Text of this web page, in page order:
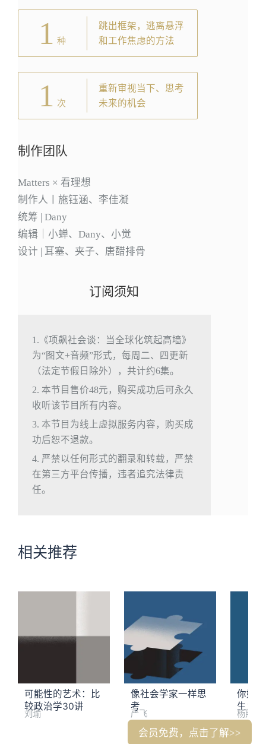
会员免费，点击了解>>
1 种
跳出框架，逃离悬浮
和工作焦虑的方法
1 次
重新审视当下、思考
未来的机会
制作团队
Matters × 看理想
制作人丨施钰涵、李佳凝
统筹 | Dany
编辑｜小蝉、Dany、小觉
设计 | 耳塞、夹子、唐醋排骨
订阅须知
1.《项飙社会谈：当全球化筑起高墙》
为“图文+音频”形式，每周二、四更新
（法定节假日除外），共计约6集。
2. 本节目售价48元，购买成功后可永久
收听该节目所有内容。
3. 本节目为线上虚拟服务内容，购买成
功后恕不退款。
4. 严禁以任何形式的翻录和转载，严禁
在第三方平台传播，违者追究法律责
任。
相关推荐
可能性的艺术：比
较政治学30讲
刘瑜
像社会学家一样思
考
严飞
你好
生：
造的
杨照